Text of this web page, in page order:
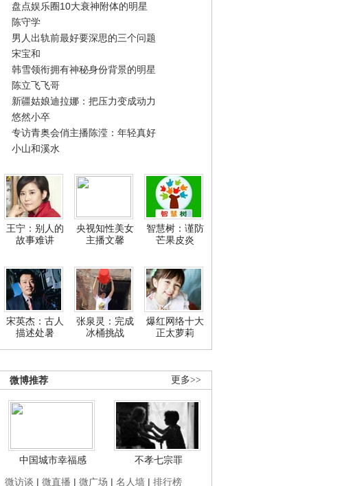
盘点娱乐圈10大衰神附体的明星
陈守学
男人出轨前最好要深思的三个问题
宋宝和
韩雪领衔拥有神秘身份背景的明星
陈立飞飞哥
新疆姑娘迪拉娜：把压力变成动力
悠然小卒
专访青奥会俏主播陈滢：年轻真好
小山和溪水
王宁：别人的
故事难讲
央视知性美女
主播文馨
智慧树：谨防
芒果皮炎
宋英杰：古人
描述处暑
张泉灵：完成
冰桶挑战
爆红网络十大
正太萝莉
更多>>
微博推荐
中国城市幸福感
不孝七宗罪
微访谈 | 微直播 | 微广场 | 名人墙 | 排行榜